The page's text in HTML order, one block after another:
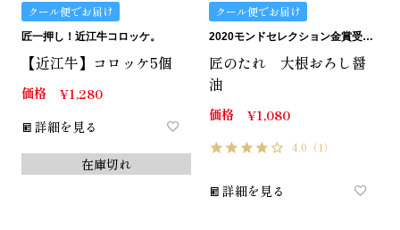
クール便でお届け
匠一押し！近江牛コロッケ。
【近江牛】コロッケ5個
価格 ¥1,280
詳細を見る
在庫切れ
クール便でお届け
2020モンドセレクション金賞受賞。匠のたれ。
匠のたれ 大根おろし醤
油
価格 ¥1,080
4.0 （1）
詳細を見る